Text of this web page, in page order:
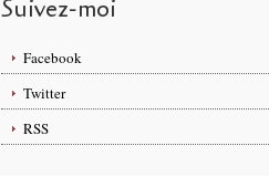
Suivez-moi
Facebook
Twitter
RSS